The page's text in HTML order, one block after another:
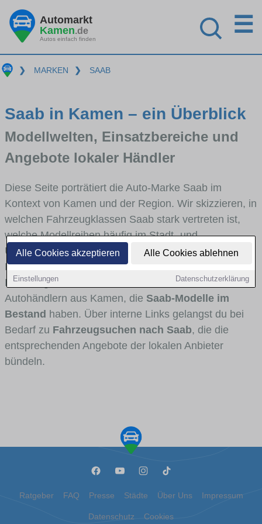
Alle Cookies akzeptieren Alle Cookies ablehnen
Einstellungen Datenschutzerklärung
Automarkt
Kamen.de
Autos einfach finden
☰
❯ MARKEN ❯ SAAB
Saab in Kamen – ein Überblick
Modellwelten, Einsatzbereiche und
Angebote lokaler Händler
Diese Seite porträtiert die Auto-Marke Saab im
Kontext von Kamen und der Region. Wir skizzieren, in
welchen Fahrzeugklassen Saab stark vertreten ist,
welche Modellreihen häufig im Stadt- und
Umlandverkehr zu sehen sind und für welche
Fahrertypen die Marke interessant ist. Viele
Fahrzeuge stammen von Autohäusern und
Autohändlern aus Kamen, die Saab-Modelle im
Bestand haben. Über interne Links gelangst du bei
Bedarf zu Fahrzeugsuchen nach Saab, die die
entsprechenden Angebote der lokalen Anbieter
bündeln.
Ratgeber FAQ Presse Städte Über Uns Impressum
Datenschutz Cookies